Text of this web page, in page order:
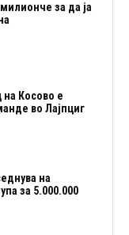
за да ја
на Косово е
во Лајпциг
на
за 5.000.000